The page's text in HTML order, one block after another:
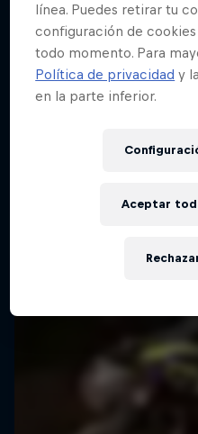
Red Bull Rampage
16 – 18 Octubre 2025
línea. Puedes retirar tu
configuración de
todo momento. Para
Política de privacidad y
en la parte inferior.
Aceptar